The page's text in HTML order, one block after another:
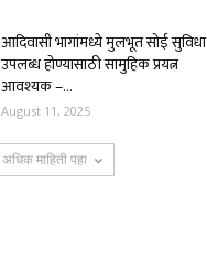
आदिवासी भागांमध्ये मुलभूत सोई सुविधा
उपलब्ध होण्यासाठी सामुहिक प्रयत्न
आवश्यक –...
August 11, 2025
अधिक माहिती पहा